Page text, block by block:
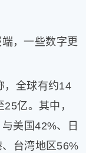
，一些数字更
，全球有约14
亿。其中，
美国42%、日
台湾地区56%